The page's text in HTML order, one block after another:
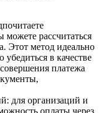
рассчитаться
Этот метод идеально
убедиться в качестве
платежа
: для организаций и
оплаты через